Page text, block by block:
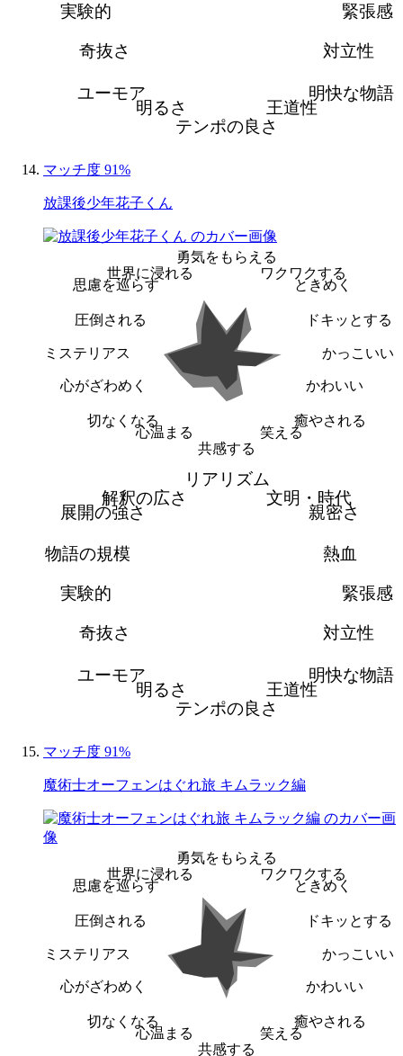
緊張感
対立性
明快な物語
王道性
テンポの良さ
明るさ
ユーモア
奇抜さ
実験的
マッチ度 91%
放課後少年花子くん
勇気をもらえる
ワクワクする
ときめく
ドキッとする
かっこいい
かわいい
癒やされる
笑える
共感する
心温まる
切なくなる
心がざわめく
ミステリアス
圧倒される
思慮を巡らす
世界に浸れる
リアリズム
文明・時代
親密さ
熱血
緊張感
対立性
明快な物語
王道性
テンポの良さ
明るさ
ユーモア
奇抜さ
実験的
物語の規模
展開の強さ
解釈の広さ
マッチ度 91%
魔術士オーフェンはぐれ旅 キムラック編
勇気をもらえる
ワクワクする
ときめく
ドキッとする
かっこいい
かわいい
癒やされる
笑える
共感する
心温まる
切なくなる
心がざわめく
ミステリアス
圧倒される
思慮を巡らす
世界に浸れる